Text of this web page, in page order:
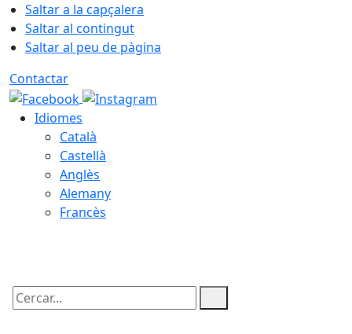
Saltar a la capçalera
Saltar al contingut
Saltar al peu de pàgina
Contactar
Idiomes
Català
Castellà
Anglès
Alemany
Francès
Cercar: